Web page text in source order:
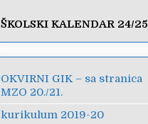
ŠKOLSKI KALENDAR 24/25
OKVIRNI GIK – sa stranica
MZO 20./21.
kurikulum 2019-20